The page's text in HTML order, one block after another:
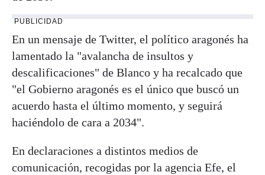
PUBLICIDAD
En un mensaje de Twitter, el político aragonés ha
lamentado la "avalancha de insultos y
descalificaciones" de Blanco y ha recalcado que
"el Gobierno aragonés es el único que buscó un
acuerdo hasta el último momento, y seguirá
haciéndolo de cara a 2034".
En declaraciones a distintos medios de
comunicación, recogidas por la agencia Efe, el